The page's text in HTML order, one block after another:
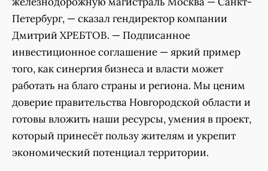
Петербург, — сказал гендиректор компании
Дмитрий ХРЕБТОВ. — Подписанное
инвестиционное соглашение — яркий пример
того, как синергия бизнеса и власти может
работать на благо страны и региона. Мы ценим
доверие правительства Новгородской области и
готовы вложить наши ресурсы, умения в проект,
который принесёт пользу жителям и укрепит
экономический потенциал территории.